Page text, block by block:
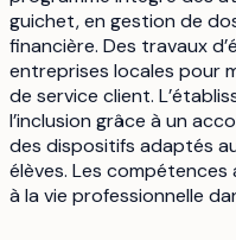
guichet, en gestion de
financière. Des travaux
entreprises locales pour
de service client.
l’inclusion grâce à un
des dispositifs adaptés
élèves. Les
à la vie professionnelle